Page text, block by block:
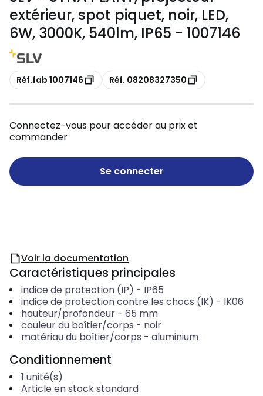
extérieur, spot piquet, noir, LED,
6W, 3000K, 540lm, IP65 - 1007146
Copie
Réf.fab 1007146 Copie
Réf. 08208327350
Connectez-vous pour accéder au prix et
commander
Se connecter
Voir la documentation
Caractéristiques principales
indice de protection (IP) - IP65
indice de protection contre les chocs (IK) - IK06
hauteur/profondeur- 65 mm
couleur du boîtier/corps - noir
matériau du boîtier/corps - aluminium
Conditionnement
1 unité(s)
Article en stock standard